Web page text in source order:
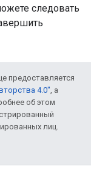
следовать
предоставляется
4.0", а
об этом
лиц.